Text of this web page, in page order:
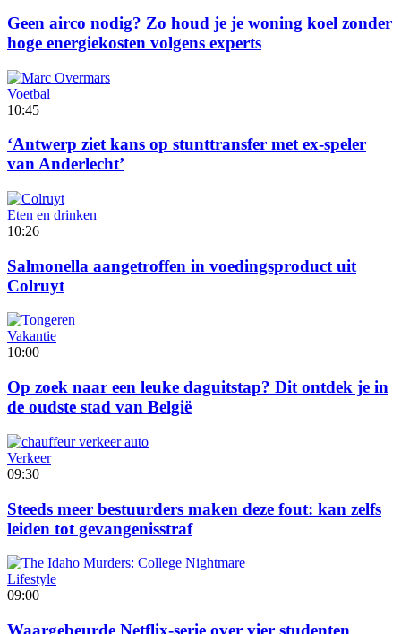
Geen airco nodig? Zo houd je je woning koel zonder
hoge energiekosten volgens experts
Voetbal
10:45
‘Antwerp ziet kans op stunttransfer met ex-speler
van Anderlecht’
Eten en drinken
10:26
Salmonella aangetroffen in voedingsproduct uit
Colruyt
Vakantie
10:00
Op zoek naar een leuke daguitstap? Dit ontdek je in
de oudste stad van België
Verkeer
09:30
Steeds meer bestuurders maken deze fout: kan zelfs
leiden tot gevangenisstraf
Lifestyle
09:00
Waargebeurde Netflix-serie over vier studenten